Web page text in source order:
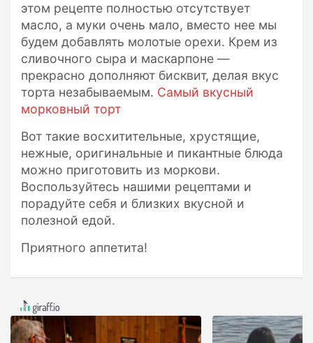
этом рецепте полностью отсутствует
масло, а муки очень мало, вместо нее мы
будем добавлять молотые орехи. Крем из
сливочного сыра и маскарпоне —
прекрасно дополняют бисквит, делая вкус
торта незабываемым. Самый вкусный
морковный торт
Вот такие восхитительные, хрустящие,
нежные, оригинальные и пикантные блюда
можно приготовить из моркови.
Воспользуйтесь нашими рецептами и
порадуйте себя и близких вкусной и
полезной едой.
Приятного аппетита!